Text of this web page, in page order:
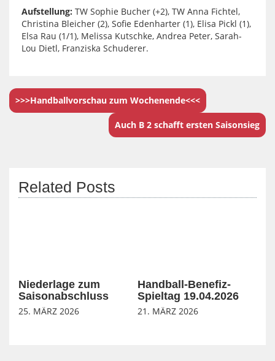
Aufstellung: TW Sophie Bucher (+2), TW Anna Fichtel,
Christina Bleicher (2), Sofie Edenharter (1), Elisa Pickl (1),
Elsa Rau (1/1), Melissa Kutschke, Andrea Peter, Sarah-
Lou Dietl, Franziska Schuderer.
>>>Handballvorschau zum Wochenende<<<
Auch B 2 schafft ersten Saisonsieg
Related Posts
Niederlage zum
Saisonabschluss
25. MÄRZ 2026
Handball-Benefiz-
Spieltag 19.04.2026
21. MÄRZ 2026